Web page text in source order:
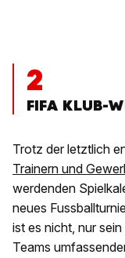
2
FIFA KLUB-
Trotz der letztlich
Trainern und
werdenden
neues
ist es nicht, nur
Teams